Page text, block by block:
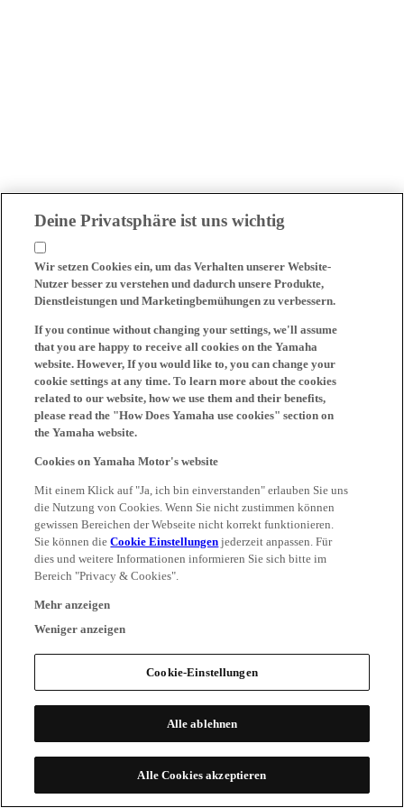
Deine Privatsphäre ist uns wichtig
Wir setzen Cookies ein, um das Verhalten unserer Website-
Nutzer besser zu verstehen und dadurch unsere Produkte,
Dienstleistungen und Marketingbemühungen zu verbessern.
If you continue without changing your settings, we'll assume
that you are happy to receive all cookies on the Yamaha
website. However, If you would like to, you can change your
cookie settings at any time. To learn more about the cookies
related to our website, how we use them and their benefits,
please read the "How Does Yamaha use cookies" section on
the Yamaha website.
Cookies on Yamaha Motor's website
Mit einem Klick auf "Ja, ich bin einverstanden" erlauben Sie uns
die Nutzung von Cookies. Wenn Sie nicht zustimmen können
gewissen Bereichen der Webseite nicht korrekt funktionieren.
Sie können dieCookie Einstellungen jederzeit anpassen. Für
dies und weitere Informationen informieren Sie sich bitte im
Bereich "Privacy & Cookies".
Mehr anzeigen
Weniger anzeigen
Cookie-Einstellungen
Alle ablehnen
Alle Cookies akzeptieren